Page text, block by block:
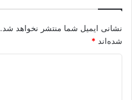
نشانی ایمیل شما منتشر نخواهد شد.
شده‌اند *